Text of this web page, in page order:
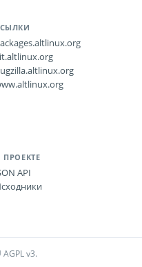
ПРОЕКТЕ
API
v3.